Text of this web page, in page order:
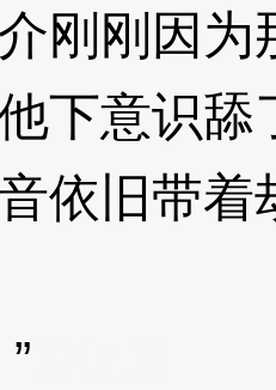
刚因为
下意识
依旧带